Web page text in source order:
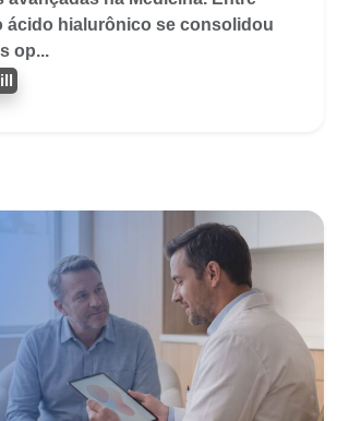
ácido hialurônico se consolidou
op...